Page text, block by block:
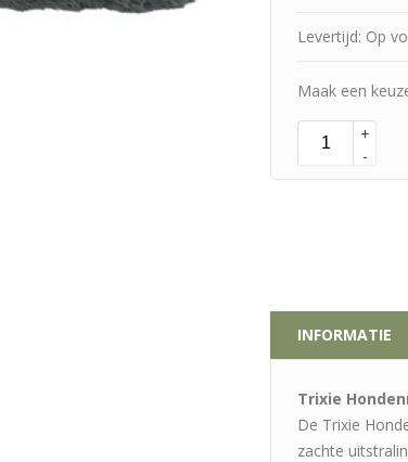
Levertijd: Op
Maak een
+
-
INFORMATIE
Trixie
De Trixie
zachte